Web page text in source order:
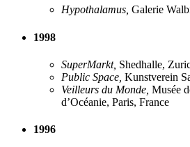
Hypothalamus, Galerie
1998
SuperMarkt, Shedhalle,
Public Space, Kunstverein
Veilleurs du Monde, Musée
d’Océanie, Paris, France
1996